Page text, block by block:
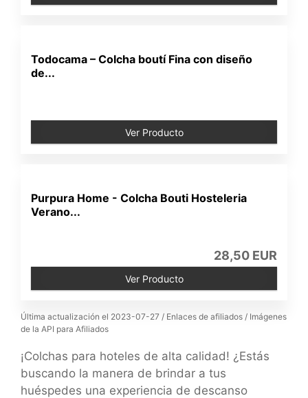
Todocama – Colcha boutí Fina con diseño
de...
Ver Producto
Purpura Home - Colcha Bouti Hosteleria
Verano...
28,50 EUR
Ver Producto
Última actualización el 2023-07-27 / Enlaces de afiliados / Imágenes
de la API para Afiliados
¡Colchas para hoteles de alta calidad! ¿Estás
buscando la manera de brindar a tus
huéspedes una experiencia de descanso